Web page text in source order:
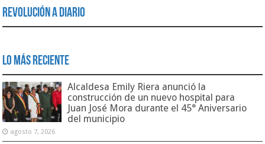
Revolución a Diario
Lo Más Reciente
Alcaldesa Emily Riera anunció la
construcción de un nuevo hospital para
Juan José Mora durante el 45° Aniversario
del municipio
agosto 7, 2026